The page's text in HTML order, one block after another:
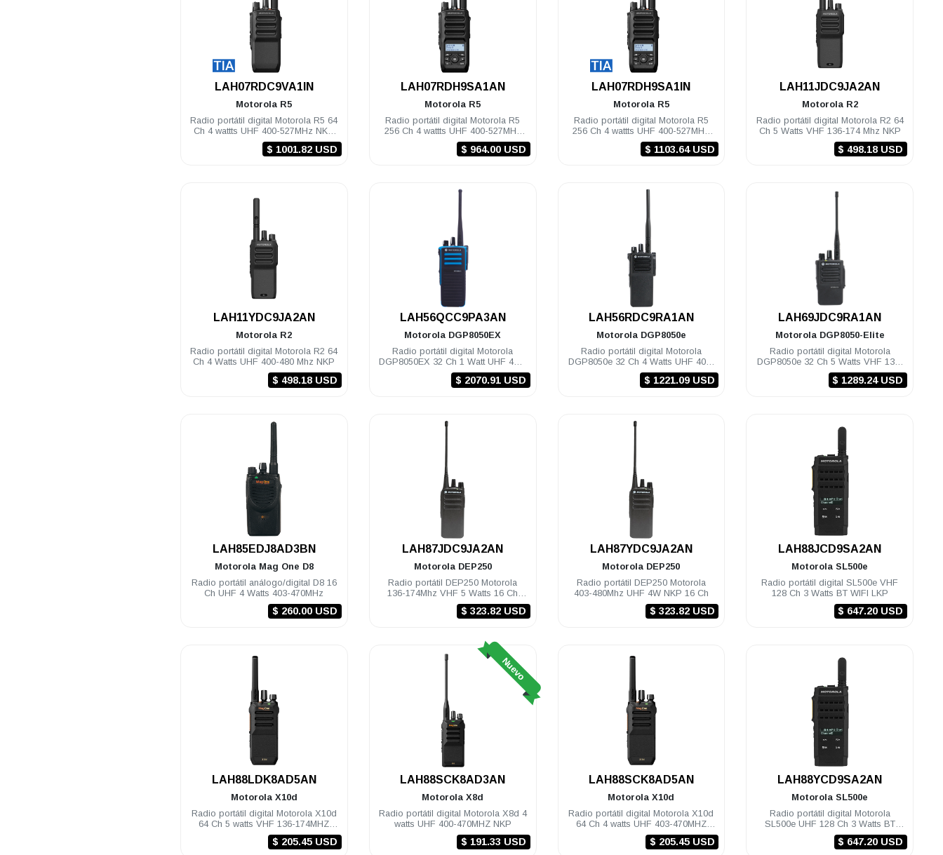
LAH07RDC9VA1IN
Motorola R5
Radio portátil digital Motorola R5 64
Ch 4 wattts UHF 400-527MHz NKP
TIA
$ 1001.82 USD
LAH07RDH9SA1AN
Motorola R5
Radio portátil digital Motorola R5
256 Ch 4 wattts UHF 400-527MHz
LKP
$ 964.00 USD
LAH07RDH9SA1IN
Motorola R5
Radio portátil digital Motorola R5
256 Ch 4 wattts UHF 400-527MHz
LKP TIA
$ 1103.64 USD
LAH11JDC9JA2AN
Motorola R2
Radio portátil digital Motorola R2 64
Ch 5 Watts VHF 136-174 Mhz NKP
$ 498.18 USD
LAH11YDC9JA2AN
Motorola R2
Radio portátil digital Motorola R2 64
Ch 4 Watts UHF 400-480 Mhz NKP
$ 498.18 USD
LAH56QCC9PA3AN
Motorola DGP8050EX
Radio portátil digital Motorola
DGP8050EX 32 Ch 1 Watt UHF 403-
470 Mhz c/gps NKP EX
$ 2070.91 USD
LAH56RDC9RA1AN
Motorola DGP8050e
Radio portátil digital Motorola
DGP8050e 32 Ch 4 Watts UHF 403-
527 Mhz c/gps NKP
$ 1221.09 USD
LAH69JDC9RA1AN
Motorola DGP8050-Elite
Radio portátil digital Motorola
DGP8050e 32 Ch 5 Watts VHF 134-
174 Mhz c/gps Elite NKP
$ 1289.24 USD
LAH85EDJ8AD3BN
Motorola Mag One D8
Radio portátil análogo/digital D8 16
Ch UHF 4 Watts 403-470MHz
$ 260.00 USD
LAH87JDC9JA2AN
Motorola DEP250
Radio portátil DEP250 Motorola
136-174Mhz VHF 5 Watts 16 Ch
NKP
$ 323.82 USD
LAH87YDC9JA2AN
Motorola DEP250
Radio portátil DEP250 Motorola
403-480Mhz UHF 4W NKP 16 Ch
$ 323.82 USD
LAH88JCD9SA2AN
MotorolaSL500e
Radio portátil digital SL500e VHF
128 Ch 3 Watts BT WIFI LKP
$ 647.20 USD
LAH88LDK8AD5AN
Motorola X10d
Radio portátil digital Motorola X10d
64 Ch 5 watts VHF 136-174MHZ
NKP
$ 205.45 USD
Nuevo
LAH88SCK8AD3AN
MotorolaX8d
Radio portátil digital Motorola X8d 4
watts UHF 400-470MHZ NKP
$ 191.33 USD
LAH88SCK8AD5AN
MotorolaX10d
Radio portátil digital Motorola X10d
64 Ch 4 watts UHF 403-470MHZ
NKP
$ 205.45 USD
LAH88YCD9SA2AN
MotorolaSL500e
Radio portátil digital Motorola
SL500e UHF 128 Ch 3 Watts BT
WIFI LKP
$ 647.20 USD